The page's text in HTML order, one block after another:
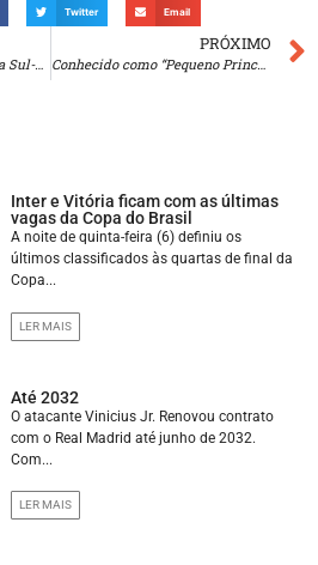
Twitter Email
Vasco segue na lanterna da Sul-Americana
PRÓXIMO
Conhecido como “Pequeno Prince” Geovani Silva, ídolo do Vasco
Inter e Vitória ficam com as últimas
vagas da Copa do Brasil
A noite de quinta-feira (6) definiu os
últimos classificados às quartas de final da
Copa...
LER MAIS
Até 2032
O atacante Vinicius Jr. Renovou contrato
com o Real Madrid até junho de 2032.
Com...
LER MAIS